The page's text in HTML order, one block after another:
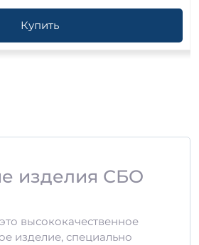
Купить
изделия СБО
высококачественное
изделие, специально